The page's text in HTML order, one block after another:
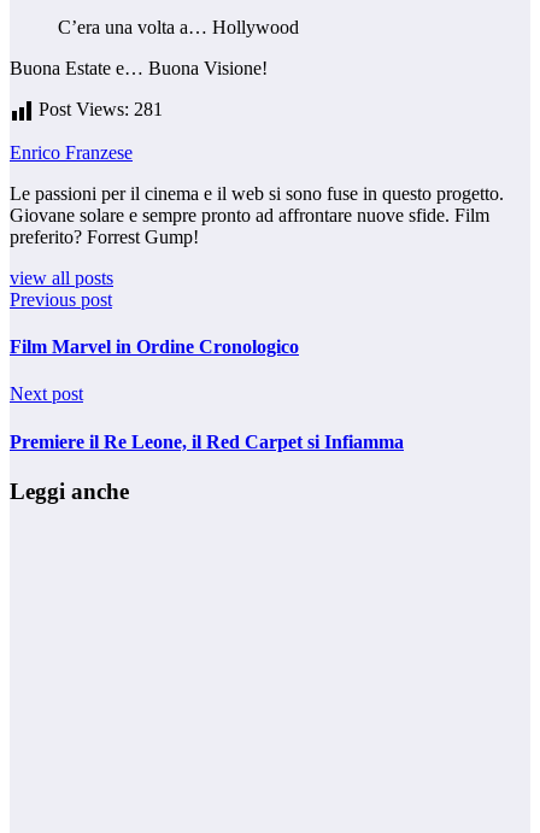
C’era una volta a… Hollywood
Buona Estate e… Buona Visione!
Post Views: 281
Enrico Franzese
Le passioni per il cinema e il web si sono fuse in questo progetto.
Giovane solare e sempre pronto ad affrontare nuove sfide. Film
preferito? Forrest Gump!
view all posts
Previous post
Film Marvel in Ordine Cronologico
Next post
Premiere il Re Leone, il Red Carpet si Infiamma
Leggi anche